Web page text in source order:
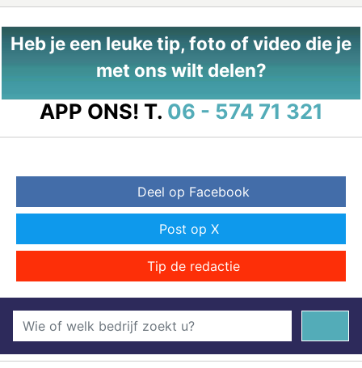
Heb je een leuke tip, foto of video die je
met ons wilt delen?
APP ONS! T. 06 - 574 71 321
Deel op Facebook
Post op X
Tip de redactie